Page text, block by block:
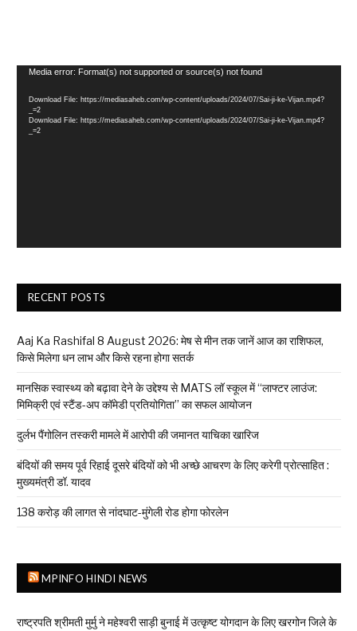
Video
Media error: Format(s) not supported or source(s) not found
Download File: https://mediasaheb.com/wp-content/uploads/2024/07/Sai-ji-ke-Vijan.mp4?
_=2
Download File: https://mediasaheb.com/wp-content/uploads/2024/07/Sai-ji-ke-Vijan.mp4?
_=2
RECENT POSTS
Aaj Ka Rashifal 8 August 2026: मेष से मीन तक जानें आज का राशिफल,
किसे मिलेगा धन लाभ और किसे रहना होगा सतर्क
मानसिक स्वास्थ्य को बढ़ावा देने के उद्देश्य से MATS लॉ स्कूल में “लाफ्टर लाउंज:
मिमिक्री एवं स्टैंड-अप कॉमेडी प्रतियोगिता” का सफल आयोजन
दुर्लभ पैंगोलिन तस्करी मामले में आरोपी की जमानत याचिका खारिज
बंदियों की समय पूर्व रिहाई दूसरे बंदियों को भी अच्छे आचरण के लिए करेगी प्रोत्साहित :
मुख्यमंत्री डॉ. यादव
138 करोड़ की लागत से नांदघाट-मुंगेली रोड होगा फोरलेन
MPINFO HINDI NEWS
राष्ट्रपति श्रीमती मुर्मु ने महेश्वरी साड़ी बुनाई में उत्कृष्ट योगदान के लिए खरगोन जिले के